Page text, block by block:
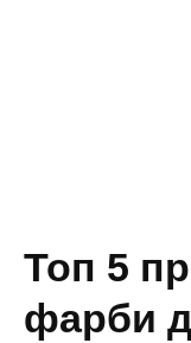
Топ 5
фарби